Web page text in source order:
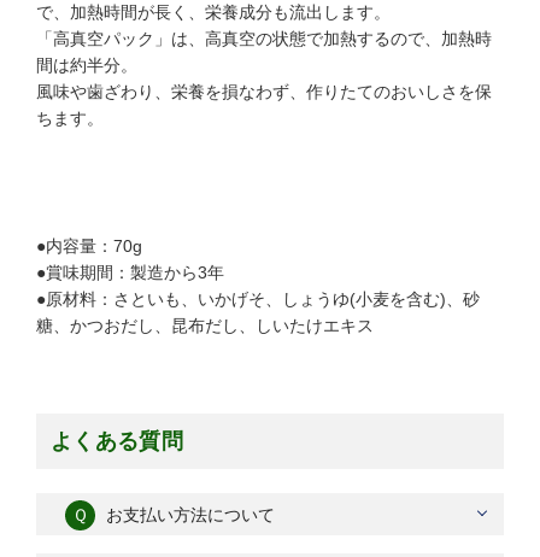
で、加熱時間が長く、栄養成分も流出します。
「高真空パック」は、高真空の状態で加熱するので、加熱時
間は約半分。
風味や歯ざわり、栄養を損なわず、作りたてのおいしさを保
ちます。
●内容量：70g
●賞味期間：製造から3年
●原材料：さといも、いかげそ、しょうゆ(小麦を含む)、砂
糖、かつおだし、昆布だし、しいたけエキス
よくある質問
Ｑ お支払い方法について